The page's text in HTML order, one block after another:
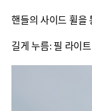
핸들의 사이드 휠을
길게 누름: 필 라이